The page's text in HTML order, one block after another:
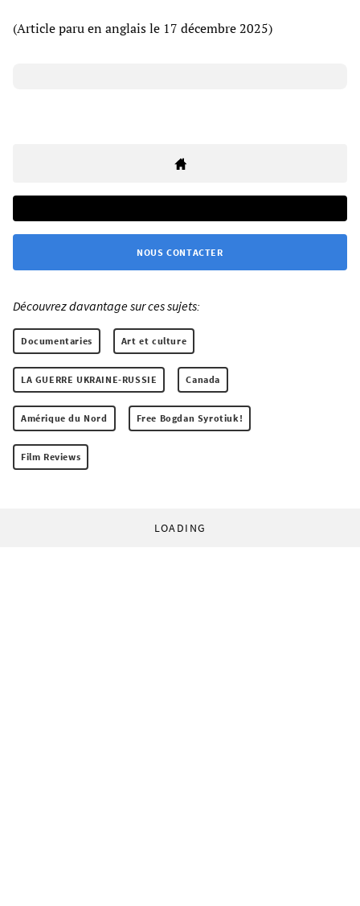
(Article paru en anglais le 17 décembre 2025)
NOUS CONTACTER
Découvrez davantage sur ces sujets:
Documentaries Art et culture
LA GUERRE UKRAINE-RUSSIE Canada
Amérique du Nord Free Bogdan Syrotiuk!
Film Reviews
LOADING